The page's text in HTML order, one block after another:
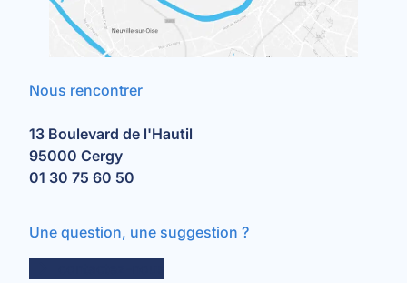
Nous rencontrer
13 Boulevard de l'Hautil
95000 Cergy
01 30 75 60 50
Une question, une suggestion ?